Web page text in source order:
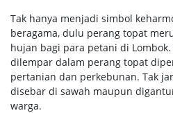
Tak hanya menjadi simbol
beragama, dulu perang topat
hujan bagi para petani di
dilempar dalam perang topat
pertanian dan perkebunan. Tak
disebar di sawah maupun
warga.